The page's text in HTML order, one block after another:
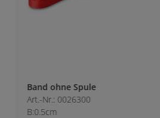
Band ohne Spule
Art.-Nr.: 0026300
B:0.5cm